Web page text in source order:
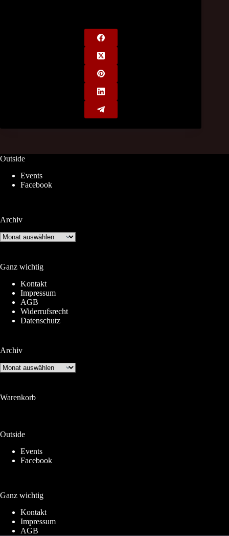
Outside
Events
Facebook
Archiv
Archiv
Ganz wichtig
Kontakt
Impressum
AGB
Widerrufsrecht
Datenschutz
Archiv
Archiv
Warenkorb
Outside
Events
Facebook
Ganz wichtig
Kontakt
Impressum
AGB